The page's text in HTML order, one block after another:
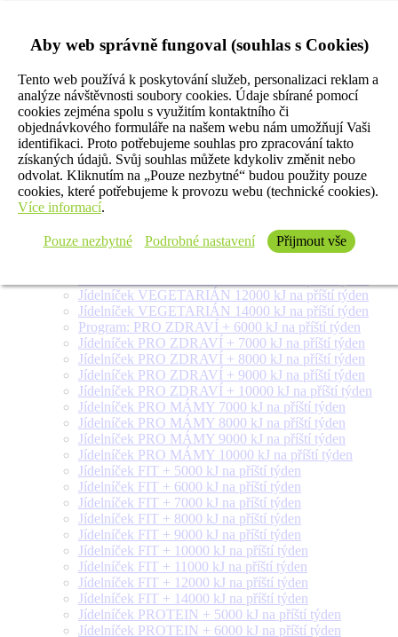
Aby web správně fungoval (souhlas s Cookies)
Tento web používá k poskytování služeb, personalizaci reklam a
analýze návštěvnosti soubory cookies. Údaje sbírané pomocí
cookies zejména spolu s využitím kontaktního či
objednávkového formuláře na našem webu nám umožňují Vaši
identifikaci. Proto potřebujeme souhlas pro zpracování takto
získaných údajů. Svůj souhlas můžete kdykoliv změnit nebo
odvolat. Kliknutím na „Pouze nezbytné“ budou použity pouze
cookies, které potřebujeme k provozu webu (technické cookies).
Více informací.
Pouze nezbytné Podrobné nastavení Přijmout vše
Jídelníček PRE ZDRAVIE NA CESTY 8000 kJ na
budúci týždeň
Jídelníček PRE ZDRAVIE 9000 kJ na budúci týždeň
Jídelníček PRE ZDRAVIE NA CESTY 9000 kJ na
budúci týždeň
Jídelníček PRE ZDRAVIE 10000 kJ na budúci týždeň
Jídelníček PRE ZDRAVIE 12000 kJ na budúci týždeň
Jídelníček PRE ZDRAVIE 14000 kJ na budúci týždeň
Jídelníček PRE ZDRAVIE NA CESTY 10000 kJ na
budúci týždeň
Jídelníček VEGETARIÁN 5000 kJ na příští týden
Jídelníček VEGETARIÁN 6000 kJ na příští týden
Jídelníček VEGETARIÁN 7000 kJ na příští týden
Jídelníček VEGETARIÁN 8000 kJ na příští týden
Jídelníček VEGETARIÁN 12000 kJ na příští týden
Jídelníček VEGETARIÁN 14000 kJ na příští týden
Program: PRO ZDRAVÍ + 6000 kJ na příští týden
Jídelníček PRO ZDRAVÍ + 7000 kJ na příští týden
Jídelníček PRO ZDRAVÍ + 8000 kJ na příští týden
Jídelníček PRO ZDRAVÍ + 9000 kJ na příští týden
Jídelníček PRO ZDRAVÍ + 10000 kJ na příští týden
Jídelníček PRO MÁMY 7000 kJ na příští týden
Jídelníček PRO MÁMY 8000 kJ na příští týden
Jídelníček PRO MÁMY 9000 kJ na příští týden
Jídelníček PRO MÁMY 10000 kJ na příští týden
Jídelníček FIT + 5000 kJ na příští týden
Jídelníček FIT + 6000 kJ na příští týden
Jídelníček FIT + 7000 kJ na příští týden
Jídelníček FIT + 8000 kJ na příští týden
Jídelníček FIT + 9000 kJ na příští týden
Jídelníček FIT + 10000 kJ na příští týden
Jídelníček FIT + 11000 kJ na příští týden
Jídelníček FIT + 12000 kJ na příští týden
Jídelníček FIT + 14000 kJ na příští týden
Jídelníček PROTEIN + 5000 kJ na příští týden
Jídelníček PROTEIN + 6000 kJ na příští týden